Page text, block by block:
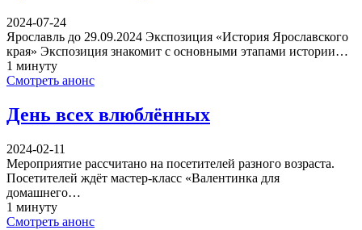
2024-07-24
Ярославль до 29.09.2024 Экспозиция «История Ярославского
края» Экспозиция знакомит с основными этапами истории…
1 минуту
Смотреть анонс
День всех влюблённых
2024-02-11
Мероприятие рассчитано на посетителей разного возраста.
Посетителей ждёт мастер-класс «Валентинка для
домашнего…
1 минуту
Смотреть анонс